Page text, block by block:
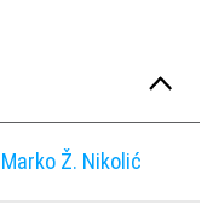
Marko Ž. Nikolić